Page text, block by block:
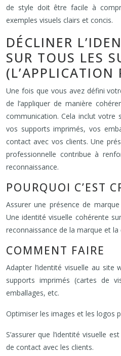
de style doit être facile à
exemples visuels clairs et concis.
DÉCLINER
SUR TOUS LES
(L’APPLICATION
Une fois que vous avez défini
de l’appliquer de manière
communication. Cela inclut votre
vos supports imprimés, vos
contact avec vos clients. Une
professionnelle contribue à
reconnaissance.
POURQUOI C’EST
Assurer une présence de
Une identité visuelle cohérente
reconnaissance de la marque et
COMMENT FAIRE
Adapter l’identité visuelle au site
supports imprimés (cartes de
emballages, etc.
Optimiser les images et les logos
S’assurer que l’identité visuelle
de contact avec les clients.